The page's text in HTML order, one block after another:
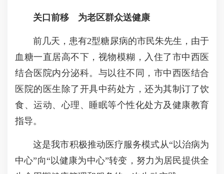
关口前移 为老区群众送健康
前几天，患有2型糖尿病的市民朱先生，由于
血糖一直居高不下，视物模糊，入住了市中西医
结合医院内分泌科。与以往不同，市中西医结合
医院的医生除了开具中药处方，还为其制订了饮
食、运动、心理、睡眠等个性化处方及健康教育
指导。
这是我市积极推动医疗服务模式从“以治病为
中心”向“以健康为中心”转变，努力为居民提供全